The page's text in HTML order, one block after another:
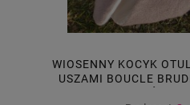
WIOSENNY KOCYK
USZAMI BOUCLE